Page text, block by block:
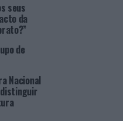
DESTAQUE
da circulação em
Liga LIDL em direto
seus
da
de
Nacional